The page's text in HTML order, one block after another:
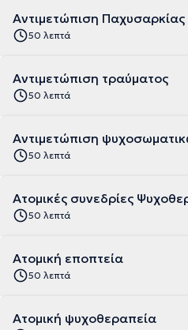
Αντιμετώπιση Παχυσαρκίας
50 λεπτά
Αντιμετώπιση τραύματος
50 λεπτά
Αντιμετώπιση
50 λεπτά
Ατομικές συνεδρίες
50 λεπτά
Ατομική εποπτεία
50 λεπτά
Ατομική ψυχοθεραπεία